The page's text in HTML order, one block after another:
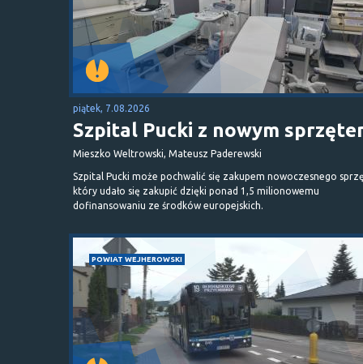
piątek, 7.08.2026
Szpital Pucki z nowym
Mieszko Weltrowski, Mateusz Paderewski
Szpital Pucki może pochwalić się zakupem nowoczesnego
który udało się zakupić dzięki ponad 1,5 milionowemu
dofinansowaniu ze środków europejskich.
POWIAT WEJHEROWSKI